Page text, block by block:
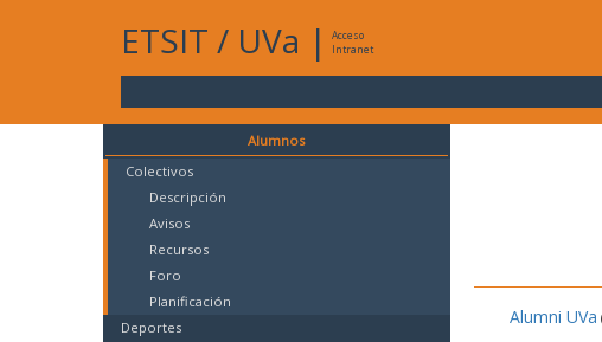
ETSIT / UVa |
Acceso
Intranet
Alumnos
Colectivos
Descripción
Avisos
Recursos
Foro
Planificación
Deportes
Alumni UVa